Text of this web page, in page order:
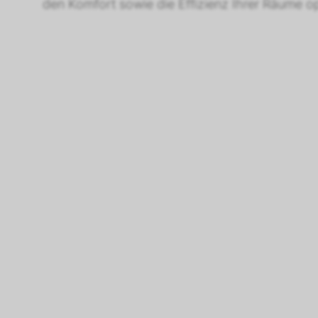
den Komfort sowie die Effizienz Ihrer Räume